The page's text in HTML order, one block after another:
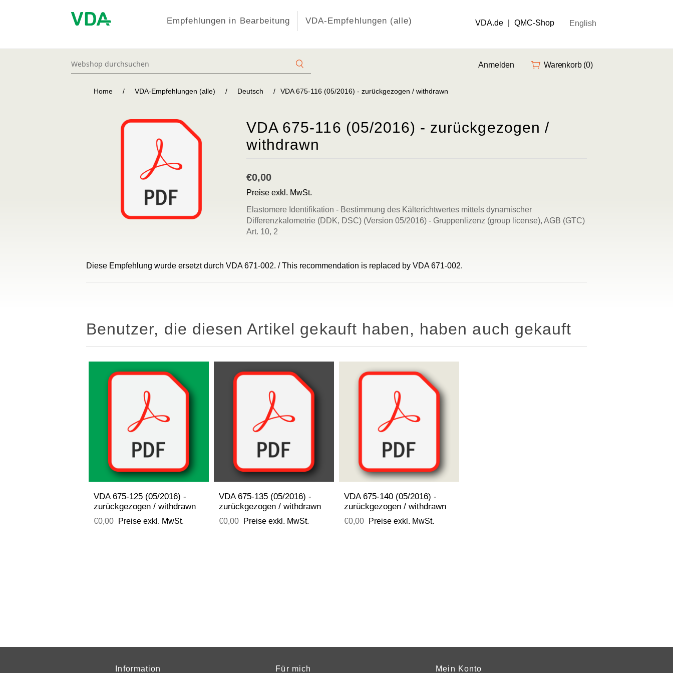
Empfehlungen in Bearbeitung VDA-Empfehlungen (alle) VDA.de QMC-Shop English
Anmelden Warenkorb (0)
Home / VDA-Empfehlungen (alle) / Deutsch / VDA 675-116 (05/2016) - zurückgezogen / withdrawn
VDA 675-116 (05/2016) - zurückgezogen /
withdrawn
€0,00
Preise exkl. MwSt.
Elastomere Identifikation - Bestimmung des Kälterichtwertes mittels dynamischer
Differenzkalometrie (DDK, DSC) (Version 05/2016) - Gruppenlizenz (group license), AGB (GTC)
Art. 10, 2
Diese Empfehlung wurde ersetzt durch VDA 671-002. / This recommendation is replaced by VDA 671-002.
Benutzer, die diesen Artikel gekauft haben, haben auch gekauft
VDA 675-125 (05/2016) -
zurückgezogen / withdrawn
€0,00 Preise exkl. MwSt.
VDA 675-135 (05/2016) -
zurückgezogen / withdrawn
€0,00 Preise exkl. MwSt.
VDA 675-140 (05/2016) -
zurückgezogen / withdrawn
€0,00 Preise exkl. MwSt.
Information Für mich Mein Konto